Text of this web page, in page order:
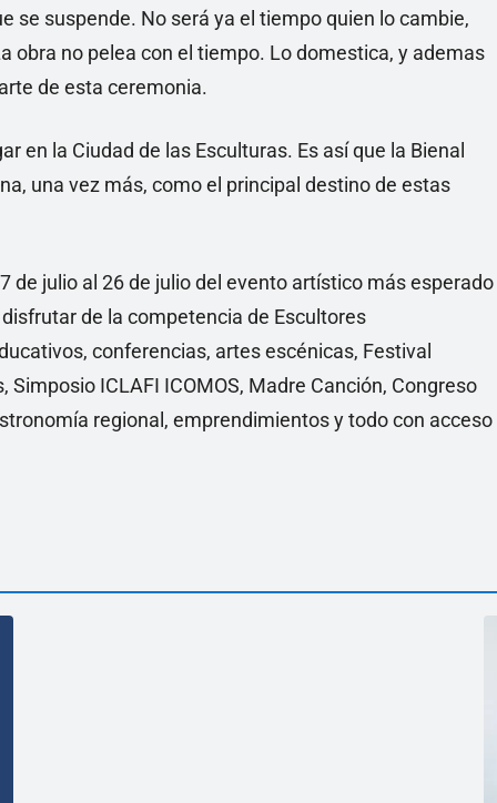
se suspende. No será ya el tiempo quien lo cambie,
obra no pelea con el tiempo. Lo domestica, y ademas
de esta ceremonia.
en la Ciudad de las Esculturas. Es así que la Bienal
una vez más, como el principal destino de estas
de julio al 26 de julio del evento artístico más esperado
de la competencia de Escultores
conferencias, artes escénicas, Festival
ICLAFI ICOMOS, Madre Canción, Congreso
regional, emprendimientos y todo con acceso